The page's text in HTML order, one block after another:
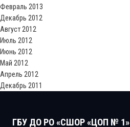
Февраль 2013
Декабрь 2012
Август 2012
Июль 2012
Июнь 2012
Май 2012
Апрель 2012
Декабрь 2011
ГБУ ДО РО «СШОР «ЦОП № 1»